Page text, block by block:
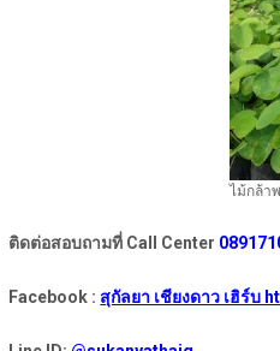
ไม้กล้า
ติดต่อสอบถามที่ Call Center
Facebook : สุกัลยา เชียงดาว เฮิร์บ